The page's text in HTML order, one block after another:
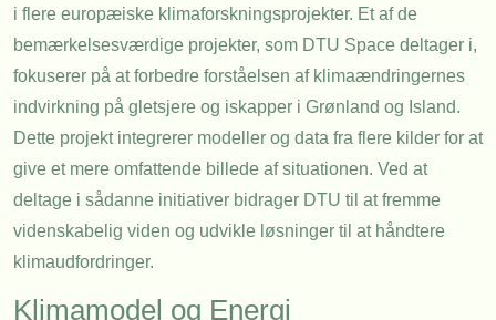
i flere europæiske klimaforskningsprojekter. Et af de
bemærkelsesværdige projekter, som DTU Space deltager i,
fokuserer på at forbedre forståelsen af klimaændringernes
indvirkning på gletsjere og iskapper i Grønland og Island.
Dette projekt integrerer modeller og data fra flere kilder for at
give et mere omfattende billede af situationen. Ved at
deltage i sådanne initiativer bidrager DTU til at fremme
videnskabelig viden og udvikle løsninger til at håndtere
klimaudfordringer.
Klimamodel og Energi